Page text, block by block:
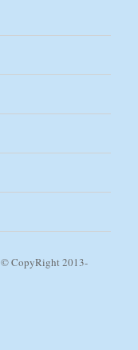
© CopyRight 2013-